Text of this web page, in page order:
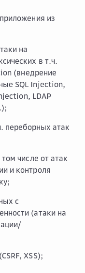
из
на
в т.ч.
(внедрение
SQL Injection,
LDAP
переборных атак
числе от атак
и контроля
с
(атаки на
XSS);